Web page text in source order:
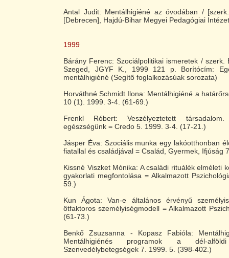
Antal Judit: Mentálhigiéné az óvodában /
[Debrecen], Hajdú-Bihar Megyei Pedagógiai
1999
Bárány Ferenc: Szociálpolitikai ismeretek / szerk.
Szeged, JGYF K., 1999 121 p. Borítócím:
mentálhigiéné (Segítő foglalkozásúak sorozata)
Horváthné Schmidt Ilona: Mentálhigiéné a
10 (1). 1999. 3-4. (61-69.)
Frenkl Róbert: Veszélyeztetett
egészségünk = Credo 5. 1999. 3-4. (17-21.)
Jásper Éva: Szociális munka egy lakóotthonban
fiatallal és családjával = Család, Gyermek, Ifjúság
Kissné Viszket Mónika: A családi rituálék elméleti
gyakorlati megfontolása = Alkalmazott
59.)
Kun Ágota: Van-e általános érvényű
ötfaktoros személyiségmodell = Alkalmazott
(61-73.)
Benkő Zsuzsanna - Kopasz Fabióla:
Mentálhigiénés programok a dél-
Szenvedélybetegségek 7. 1999. 5. (398-402.)